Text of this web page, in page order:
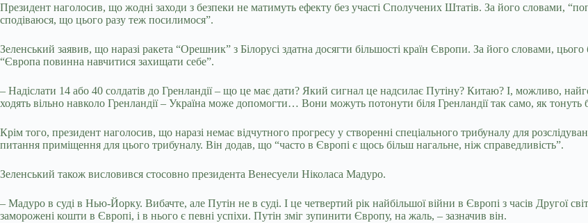
Президент наголосив, що жодні заходи з безпеки не матимуть ефекту без участі Сполучених Штатів. За його словами,
сподіваюся, що цього разу теж посилимося”.
Зеленський заявив, що наразі ракета “Орешник” з Білорусі здатна досягти більшості країн Європи. За його словами,
“Європа повинна навчитися захищати себе”.
– Надіслати 14 або 40 солдатів до Гренландії – що це має дати? Який сигнал це надсилає Путіну? Китаю? І, можливо,
ходять вільно навколо Гренландії – Україна може допомогти… Вони можуть потонути біля Гренландії так само, як тонуть
Крім того, президент наголосив, що наразі немає відчутного прогресу у створенні спеціального трибуналу для
питання приміщення для цього трибуналу. Він додав, що “часто в Європі є щось більш нагальне, ніж справедливість”.
Зеленський також висловився стосовно президента Венесуели Ніколаса Мадуро.
– Мадуро в суді в Нью-Йорку. Вибачте, але Путін не в суді. І це четвертий рік найбільшої війни в Європі з часів Другої
заморожені кошти в Європі, і в нього є певні успіхи. Путін зміг зупинити Європу, на жаль, – зазначив він.